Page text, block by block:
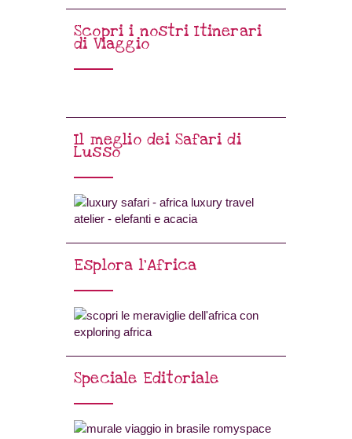
Scopri i nostri Itinerari
di Viaggio
Il meglio dei Safari di
Lusso
Esplora l’Africa
Speciale Editoriale